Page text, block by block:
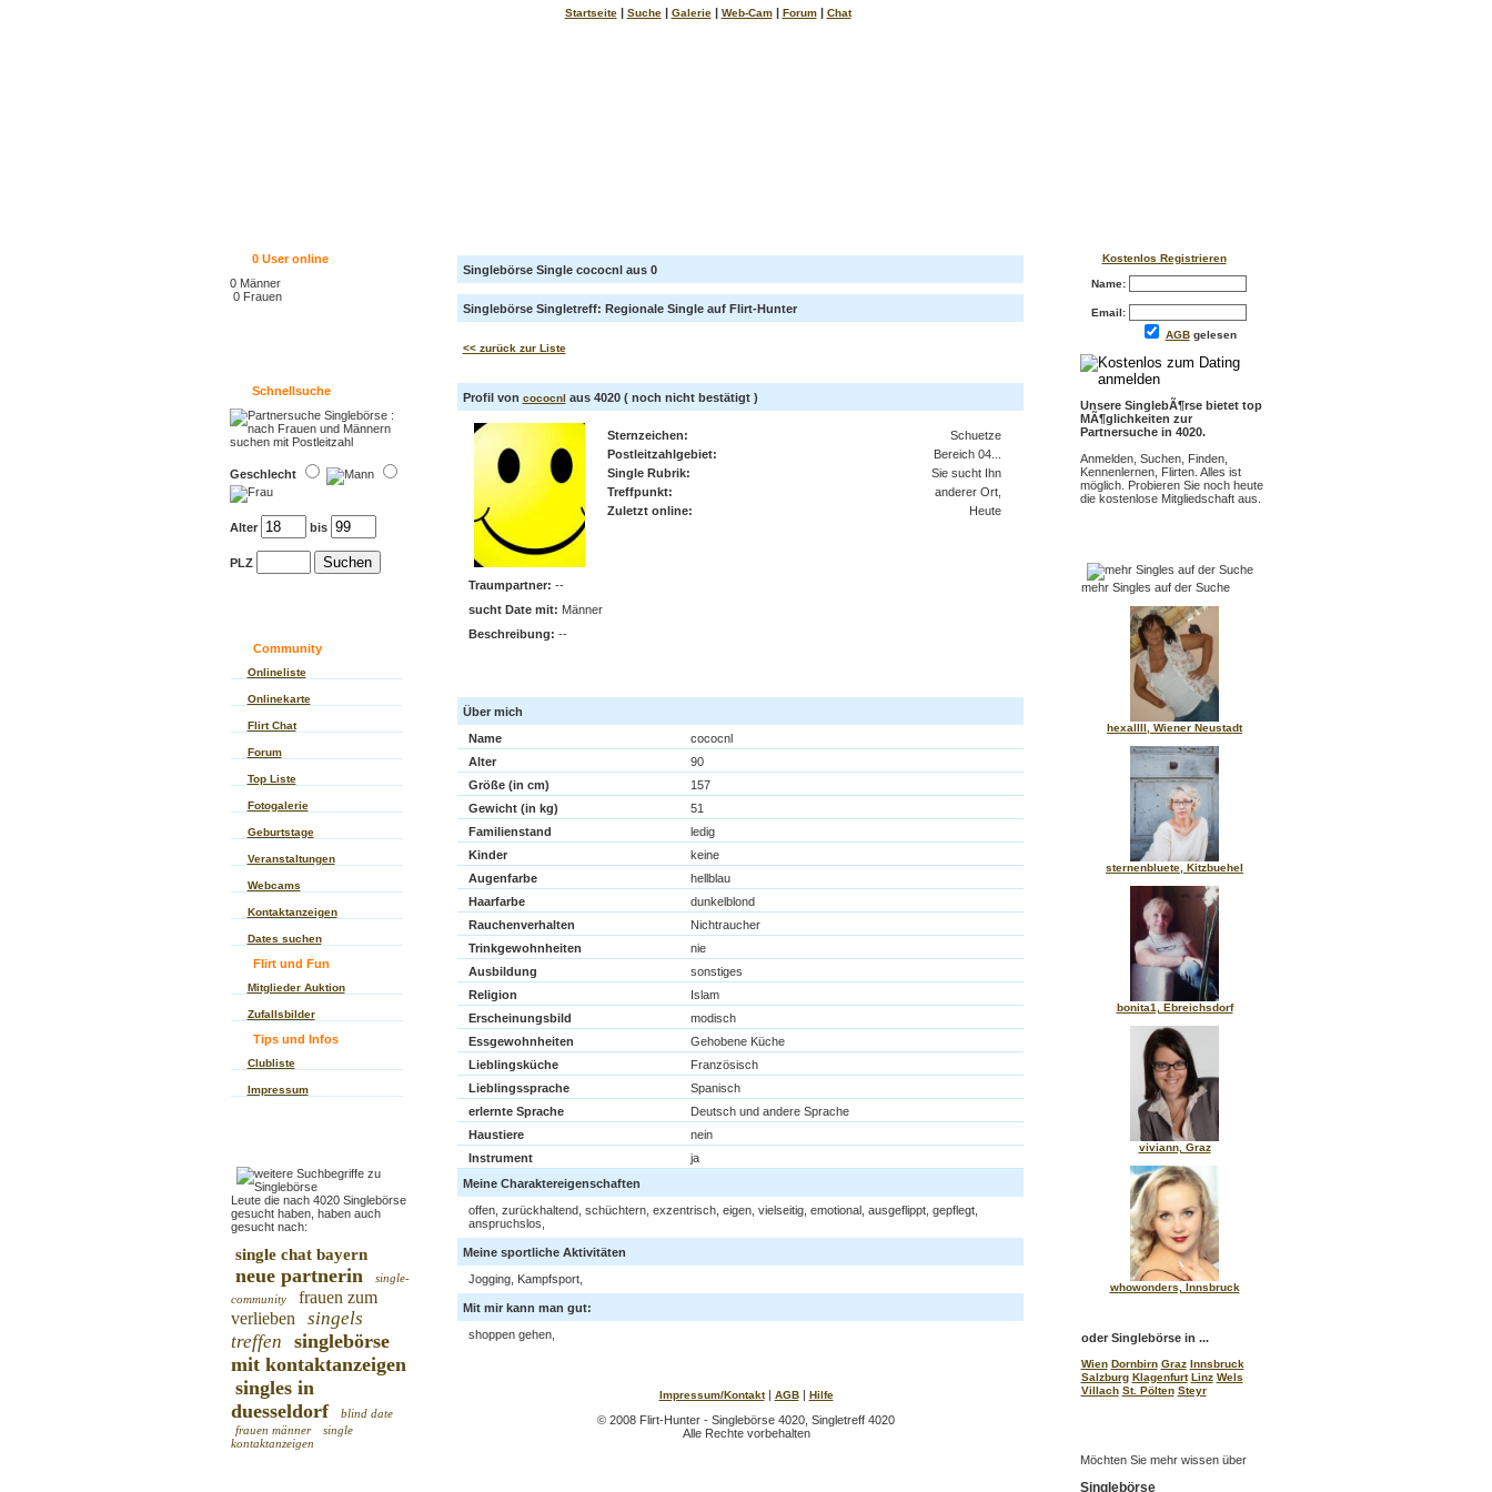
Startseite | Suche | Galerie | Web-Cam | Forum | Chat
0User online
0 Männer
0 Frauen
Schnellsuche
Geschlecht
Alter bis
PLZ
Community
Onlineliste
Onlinekarte
Flirt Chat
Forum
Top Liste
Fotogalerie
Geburtstage
Veranstaltungen
Webcams
Kontaktanzeigen
Dates suchen
Flirt und Fun
Mitglieder Auktion
Zufallsbilder
Tips und Infos
Clubliste
Impressum
Leute die nach 4020 Singlebörse
gesucht haben, haben auch
gesucht nach:
single chat bayern
neue partnerin
single-
community
frauen zum
verlieben
singels
treffen
singlebörse
mit kontaktanzeigen
singles in
duesseldorf
blind date
frauen männer
single
kontaktanzeigen
Kostenlos Registrieren
Name:
Email:
AGBgelesen
Unsere SinglebÃ¶rse bietet top
MÃ¶glichkeiten zur
Partnersuche in 4020.
Anmelden, Suchen, Finden,
Kennenlernen, Flirten. Alles ist
möglich. Probieren Sie noch heute
die kostenlose Mitgliedschaft aus.
mehr Singles auf der Suche
hexallll, Wiener Neustadt
sternenbluete, Kitzbuehel
bonita1, Ebreichsdorf
viviann, Graz
whowonders, Innsbruck
oder Singlebörse in ...
Wien Dornbirn Graz Innsbruck
Salzburg Klagenfurt Linz Wels
Villach St. Pölten Steyr
Möchten Sie mehr wissen über
Singlebörse
Singlebörse Single cococnl aus 0
Singlebörse Singletreff: Regionale Single auf Flirt-Hunter
<< zurück zur Liste
Profil von cococnl aus 4020 ( noch nicht bestätigt )
Sternzeichen:
Schuetze
Postleitzahlgebiet:
Bereich 04...
Single Rubrik:
Sie sucht Ihn
Treffpunkt:
anderer Ort,
Zuletzt online:
Heute
Traumpartner: --
sucht Date mit: Männer
Beschreibung: --
Über mich
Name
cococnl
Alter
90
Größe (in cm)
157
Gewicht (in kg)
51
Familienstand
ledig
Kinder
keine
Augenfarbe
hellblau
Haarfarbe
dunkelblond
Rauchenverhalten
Nichtraucher
Trinkgewohnheiten
nie
Ausbildung
sonstiges
Religion
Islam
Erscheinungsbild
modisch
Essgewohnheiten
Gehobene Küche
Lieblingsküche
Französisch
Lieblingssprache
Spanisch
erlernte Sprache
Deutsch und andere Sprache
Haustiere
nein
Instrument
ja
Meine Charaktereigenschaften
offen, zurückhaltend, schüchtern, exzentrisch, eigen, vielseitig, emotional, ausgeflippt, gepflegt,
anspruchslos,
Meine sportliche Aktivitäten
Jogging, Kampfsport,
Mit mir kann man gut:
shoppen gehen,
Impressum/Kontakt| AGB| Hilfe
© 2008 Flirt-Hunter - Singlebörse 4020, Singletreff 4020
Alle Rechte vorbehalten